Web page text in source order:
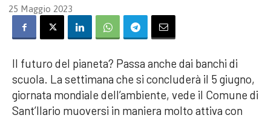
25 Maggio 2023
Il futuro del pianeta? Passa anche dai banchi di
scuola. La settimana che si concluderà il 5 giugno,
giornata mondiale dell’ambiente, vede il Comune di
Sant’Ilario muoversi in maniera molto attiva con